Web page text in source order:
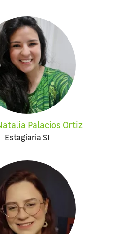
Palacios Ortiz
Estagiaria SI